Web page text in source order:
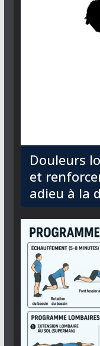
Douleurs
et
adieu à la